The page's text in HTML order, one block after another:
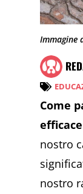
Immagine
Come
nostro
nostro